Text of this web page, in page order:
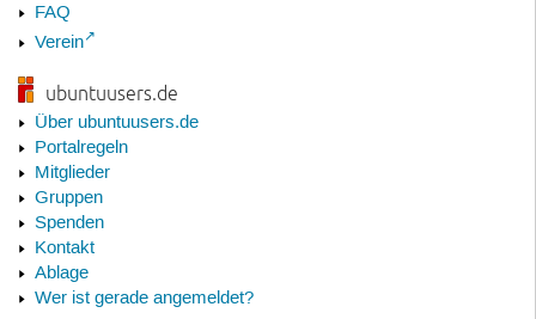
FAQ
Verein
ubuntuusers.de
Über ubuntuusers.de
Portalregeln
Mitglieder
Gruppen
Spenden
Kontakt
Ablage
Wer ist gerade angemeldet?